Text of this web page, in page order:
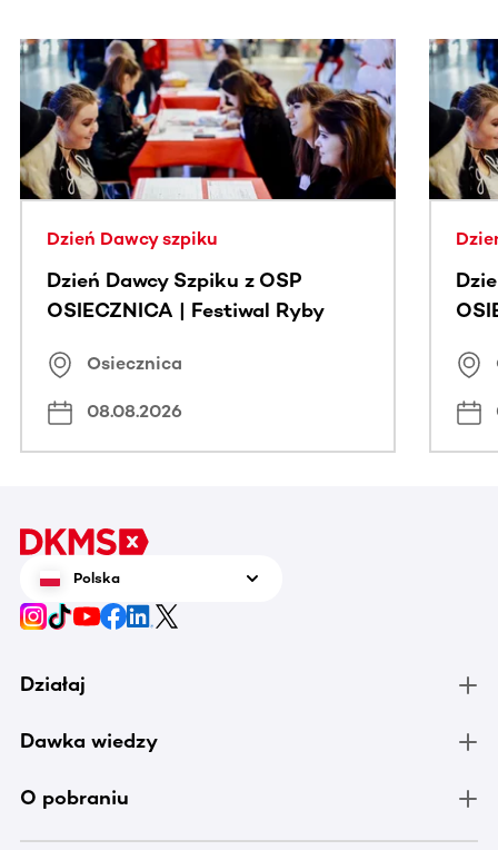
Ta sekcja zawiera treści przewijane w poziomie. Użyj
Dzień Dawcy szpiku
Dzień Dawcy Szpiku z OSP
OSIECZNICA | Festiwal Ryby
Osiecznica
08.08.2026
Polska
Działaj
Dawka wiedzy
O pobraniu